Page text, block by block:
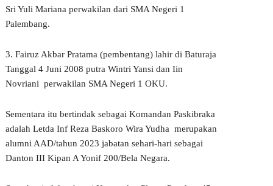
Sri Yuli Mariana perwakilan dari SMA Negeri 1
Palembang.
3. Fairuz Akbar Pratama (pembentang) lahir di Baturaja
Tanggal 4 Juni 2008 putra Wintri Yansi dan Iin
Novriani perwakilan SMA Negeri 1 OKU.
Sementara itu bertindak sebagai Komandan Paskibraka
adalah Letda Inf Reza Baskoro Wira Yudha merupakan
alumni AAD/tahun 2023 jabatan sehari-hari sebagai
Danton III Kipan A Yonif 200/Bela Negara.